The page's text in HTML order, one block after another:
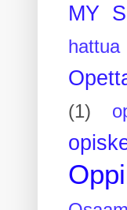
MY
hattua
(1)